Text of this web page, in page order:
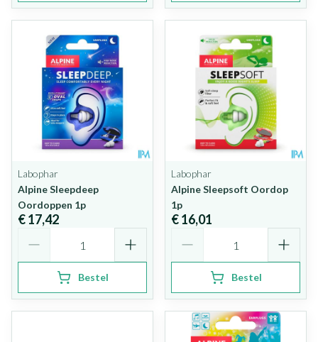
Labophar
Alpine Sleepdeep
Oordoppen 1p
€ 17,42
Bestel
Labophar
Alpine Sleepsoft Oordop
1p
€ 16,01
Bestel